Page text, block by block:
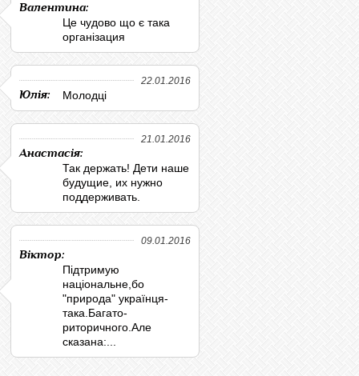
Валентина:
Це чудово що є така
організация
22.01.2016
Юлія: Молодці
21.01.2016
Анастасія:
Так держать! Дети наше
будущие, их нужно
поддерживать.
09.01.2016
Віктор:
Підтримую
національне,бо
"природа" українця-
така.Багато-
риторичного.Але
сказана:...